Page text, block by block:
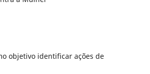
objetivo identificar ações de